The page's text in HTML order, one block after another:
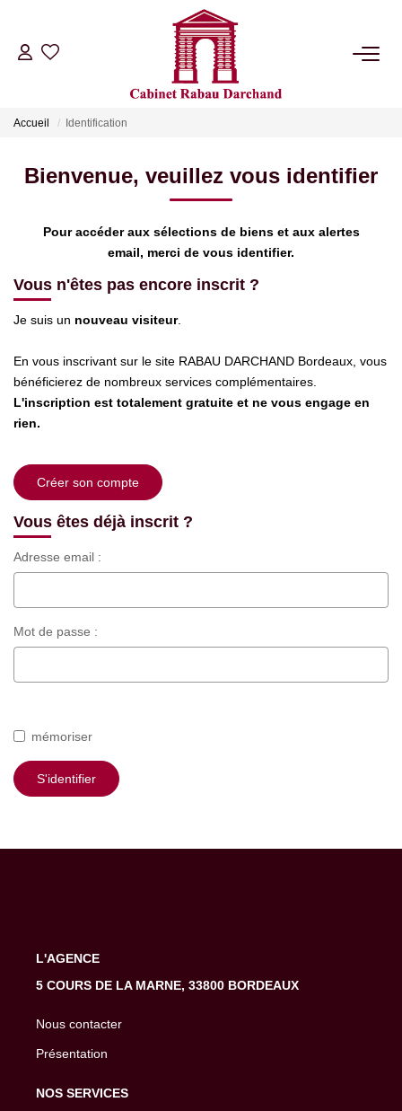
LOCATIONS
GÉRANCE
SYNDIC
RIB
EXTRANET
Accueil Identification
Bienvenue, veuillez vous identifier
Pour accéder aux sélections de biens et aux alertes
email, merci de vous identifier.
Vous n'êtes pas encore inscrit ?
Je suis un nouveau visiteur.
En vous inscrivant sur le site RABAU DARCHAND Bordeaux, vous
bénéficierez de nombreux services complémentaires.
L'inscription est totalement gratuite et ne vous engage en
rien.
Créer son compte
Vous êtes déjà inscrit ?
Adresse email :
Mot de passe :
mémoriser
S'identifier
L'AGENCE
5 COURS DE LA MARNE, 33800 BORDEAUX
Nous contacter
Présentation
NOS SERVICES